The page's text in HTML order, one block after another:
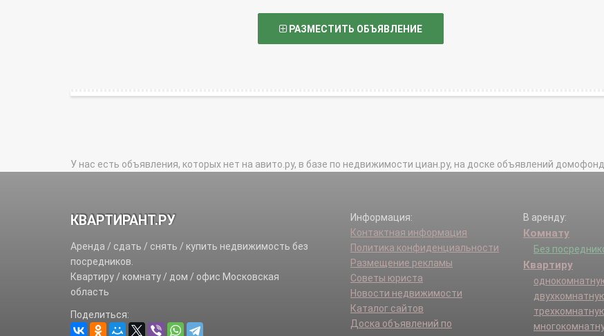
РАЗМЕСТИТЬ ОБЪЯВЛЕНИЕ
У нас есть объявления, которых нет на авито.ру, в базе по недвижимости циан.ру, на доске объявлений
КВАРТИРАНТ.РУ
Аренда / сдать / снять / купить недвижимость без
посредников.
Квартиру / комнату / дом / офис Московская
область
Поделиться:
Информация:
Контактная информация
Политика конфиденциальности
Размещение рекламы
Советы юриста
Новости недвижимости
Каталог сайтов
Доска объявлений по
В аренду:
Комнату
Без
Квартиру